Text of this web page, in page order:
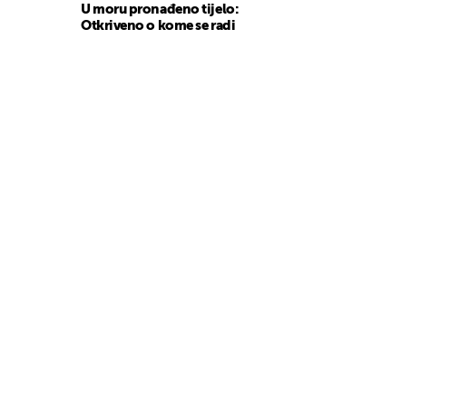
U moru pronađeno tijelo:
Otkriveno o kome se radi